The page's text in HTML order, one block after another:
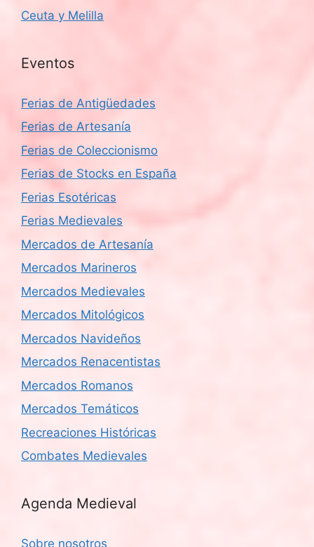
Ceuta y Melilla
Eventos
Ferias de Antigüedades
Ferias de Artesanía
Ferias de Coleccionismo
Ferias de Stocks en España
Ferias Esotéricas
Ferias Medievales
Mercados de Artesanía
Mercados Marineros
Mercados Medievales
Mercados Mitológicos
Mercados Navideños
Mercados Renacentistas
Mercados Romanos
Mercados Temáticos
Recreaciones Históricas
Combates Medievales
Agenda Medieval
Sobre nosotros